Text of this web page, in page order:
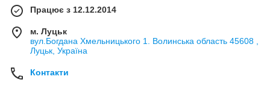
Працює з 12.12.2014
м. Луцьк
вул.Богдана Хмельницького 1. Волинська область 45608 ,
Луцьк, Україна
Контакти